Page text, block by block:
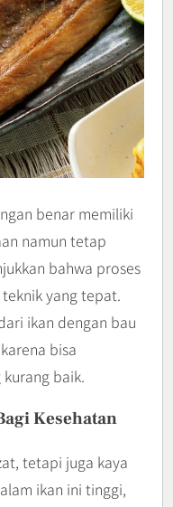
benar memiliki
namun tetap
bahwa proses
yang tepat.
ikan dengan bau
bisa
baik.
Kesehatan
tetapi juga kaya
ikan ini tinggi,